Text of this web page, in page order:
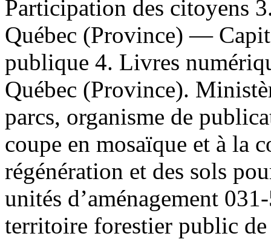
Participation des
Québec (Province) —
publique 4. Livres
Québec (Province).
parcs, organisme de
coupe en mosaïque et à la
régénération et des sols
unités d’aménagement
territoire forestier public